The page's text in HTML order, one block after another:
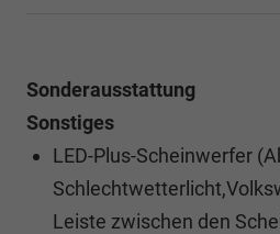
Sonderausstattung
Sonstiges
LED-Plus-Scheinwerfer
Leiste zwischen den